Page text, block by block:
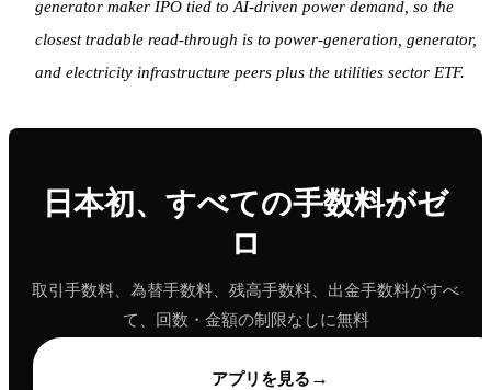
generator maker IPO tied to AI-driven power demand, so the
closest tradable read-through is to power-generation, generator,
and electricity infrastructure peers plus the utilities sector ETF.
日本初、すべての手数料がゼ
ロ
取引手数料、為替手数料、残高手数料、出金手数料がすべ
て、回数・金額の制限なしに無料
アプリを見る →